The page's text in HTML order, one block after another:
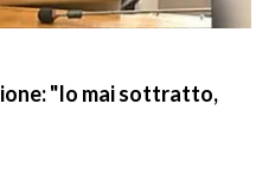
"Io mai sottratto,